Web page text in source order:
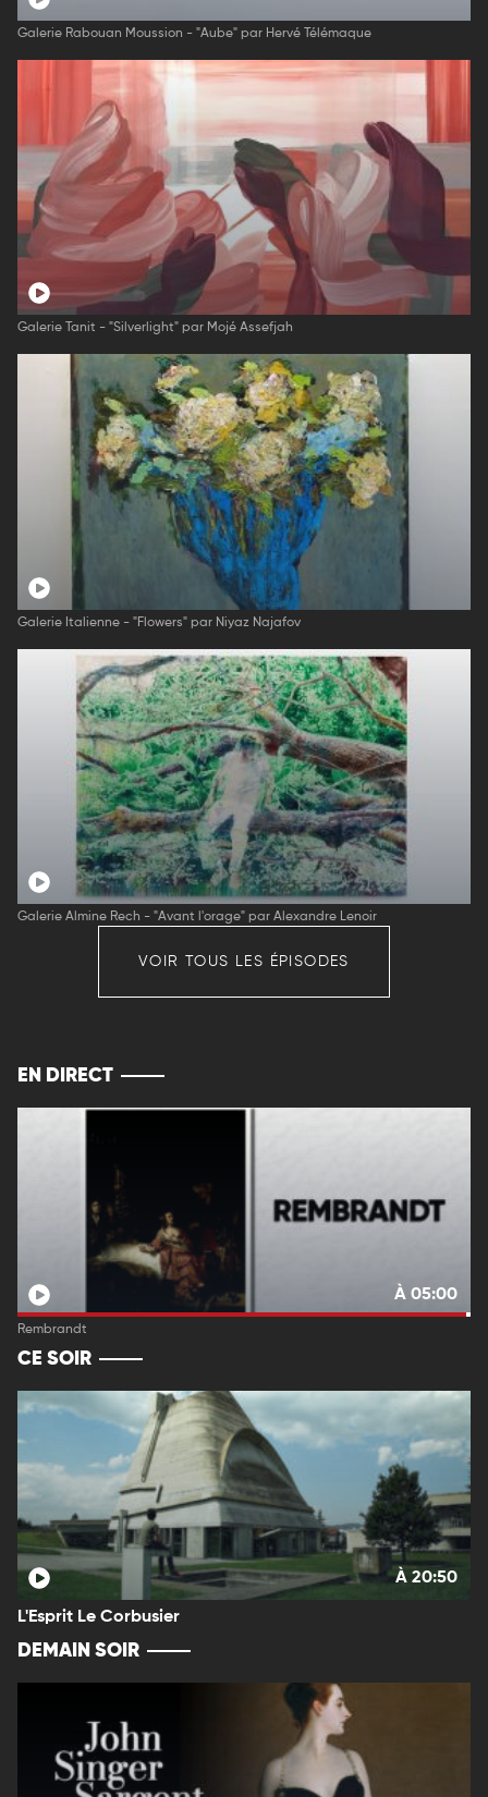
Galerie Rabouan Moussion - "Aube" par Hervé Télémaque
Galerie Tanit - "Silverlight" par Mojé Assefjah
Galerie Italienne - "Flowers" par Niyaz Najafov
Galerie Almine Rech - "Avant l'orage" par Alexandre Lenoir
VOIR TOUS LES ÉPISODES
EN DIRECT
À 05:00
Rembrandt
CE SOIR
À 20:50
L'Esprit Le Corbusier
DEMAIN SOIR